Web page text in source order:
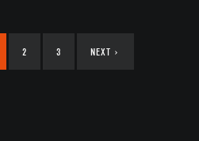
2 3 NEXT ›